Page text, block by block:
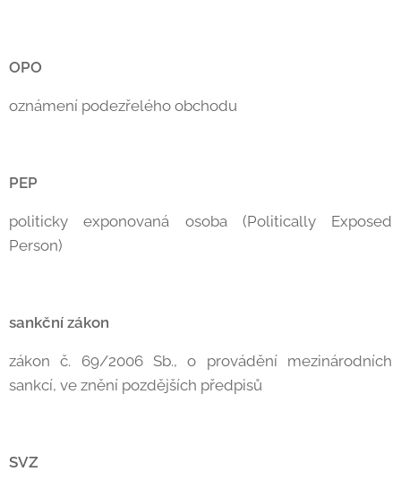
OPO
oznámení podezřelého obchodu
PEP
politicky exponovaná osoba (Politically Exposed
Person)
sankční zákon
zákon č. 69/2006 Sb., o provádění mezinárodních
sankcí, ve znění pozdějších předpisů
SVZ